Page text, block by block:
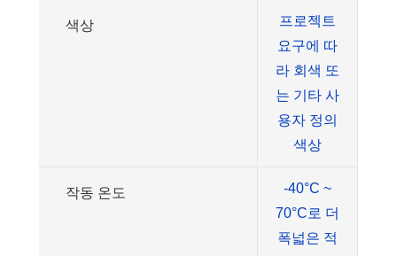
색상
프로젝트
요구에 따
라 회색 또
는 기타 사
용자 정의
색상
작동 온도
-40°C ~
70°C로 더
폭넓은 적